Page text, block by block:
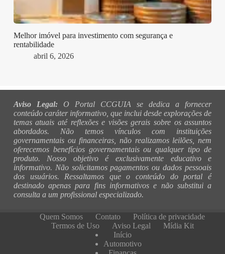
Melhor imóvel para investimento com segurança e
rentabilidade
abril 6, 2026
Aviso Legal: O Portal CCGUIA se dedica a fornecer
conteúdo caráter informativo, que inclui desde explorações de
temas atuais até reflexões e visões gerais sobre os assuntos
abordados. Não temos vínculos com instituições
governamentais ou financeiras, não realizamos leilões, nem
oferecemos benefícios governamentais ou qualquer tipo de
produto. Nosso objetivo é exclusivamente educativo e
informativo. Não solicitamos pagamentos ou dados pessoais
dos usuários. Ressaltamos que o conteúdo do portal é
destinado apenas para fins informativos e não substitui a
consulta a um profissional especializado.
Quem Somos Contato
Política de privacidade
Termos de Uso
Aviso Legal
Mídia Kit
Início
Automotivo